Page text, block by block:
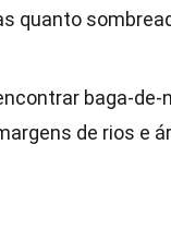
quanto
baga-de-
de rios e